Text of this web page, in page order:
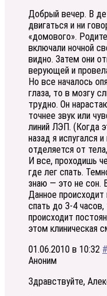
Добрый вечер. В
двигаться и ни
«домового».
включали ночной
видно. Затем они
верующей и
Но все началось
глаза, то в мозгу
трудно. Он
точнее звук или
линий ЛЭП. (Когда
назад я испугался
отделяется от
И все, проходишь
где лег спать.
знаю — это не сон.
Данное
спать до 3-4
происходит
этом клиническая
01.06.2010 в 10:32
Аноним
Здравствуйте,